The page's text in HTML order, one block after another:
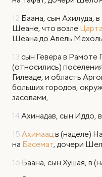
12 Баана, сын Ахилуда,
Шеане, что возле
Шеана до Авель
13 сын Гевера в Рамоте
(относились)
Гилеаде, и область
больших городов,
засовами,
14 Ахинадав, сын Иддо, в
15 Ахимаацв (наделе)
на Басемат, дочери
16 Баана, сын Хушая, в